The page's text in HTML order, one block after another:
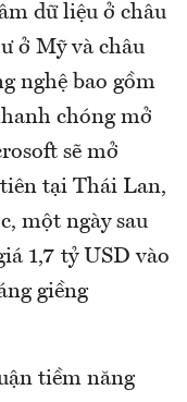
dữ liệu ở châu
ở Mỹ và châu
nghệ bao gồm
chóng mở
sẽ mở
tại Thái Lan,
một ngày sau
1,7 tỷ USD vào
giềng
tiềm năng